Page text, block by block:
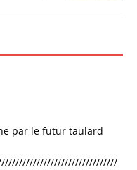
par le futur taulard